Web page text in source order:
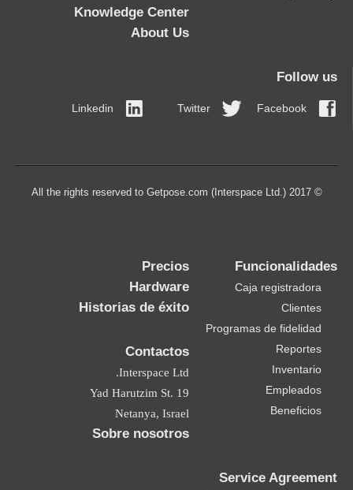
Knowledge Center
About Us
Follow us
Facebook
Twitter
Linkedin
© 2017 All the rights reserved to Getpose.com (Interspace Ltd.)
Funcionalidades
Caja registradora
Clientes
Programas de fidelidad
Reportes
Inventario
Empleados
Beneficios
Precios
Hardware
Historias de éxito
Contactos
Interspace Ltd.
19 Yad Harutzim St.
Netanya, Israel
Sobre nosotros
Service Agreement